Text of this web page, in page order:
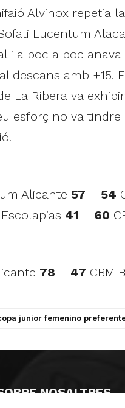
Alvinox
Lucentum
i a poc a poc
descans amb
La Ribera va
esforç no va
Alicante 57 – 54
41 – 60
78 – 47 CBM
junior femenino
NOSALTRES